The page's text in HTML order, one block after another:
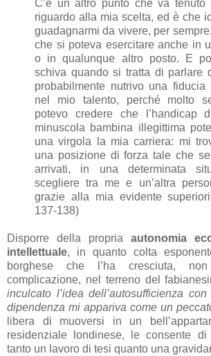
C’è un altro punto che va tenuto
riguardo alla mia scelta, ed è che
guadagnarmi da vivere, per
che si poteva esercitare anche in
o in qualunque altro posto. E
schiva quando si tratta di parlare
probabilmente nutrivo una
nel mio talento, perché molto
potevo credere che l’handicap
minuscola bambina illegittima
una virgola la mia carriera: mi
una posizione di forza tale che
arrivati, in una determinata
scegliere tra me e un’altra
grazie alla mia evidente
137-138)
Disporre della propria autonomia
intellettuale, in quanto colta
borghese che l’ha cresciuta,
complicazione, nel terreno del
inculcato l’idea dell’autosufficienza
dipendenza mi appariva come un
libera di muoversi in un
residenziale londinese, le consente
tanto un lavoro di tesi quanto una